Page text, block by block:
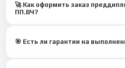
под требования 📊
🚀 Как оформить заказ
ПП.ВЧ?
🎯 Есть ли гарантии на